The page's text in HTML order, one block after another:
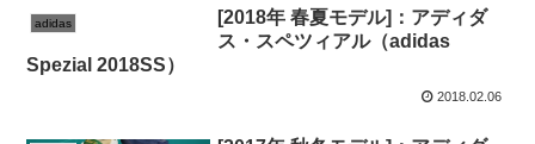
adidas
[2018年 春夏モデル]：アディダ
ス・スペツィアル（adidas
Spezial 2018SS）
2018.02.06